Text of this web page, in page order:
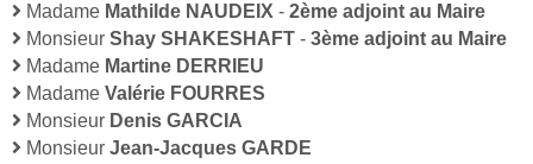
Madame Mathilde NAUDEIX - 2ème adjoint au Maire
Monsieur Shay SHAKESHAFT - 3ème adjoint au Maire
Madame Martine DERRIEU
Madame Valérie FOURRES
Monsieur Denis GARCIA
Monsieur Jean-Jacques GARDE